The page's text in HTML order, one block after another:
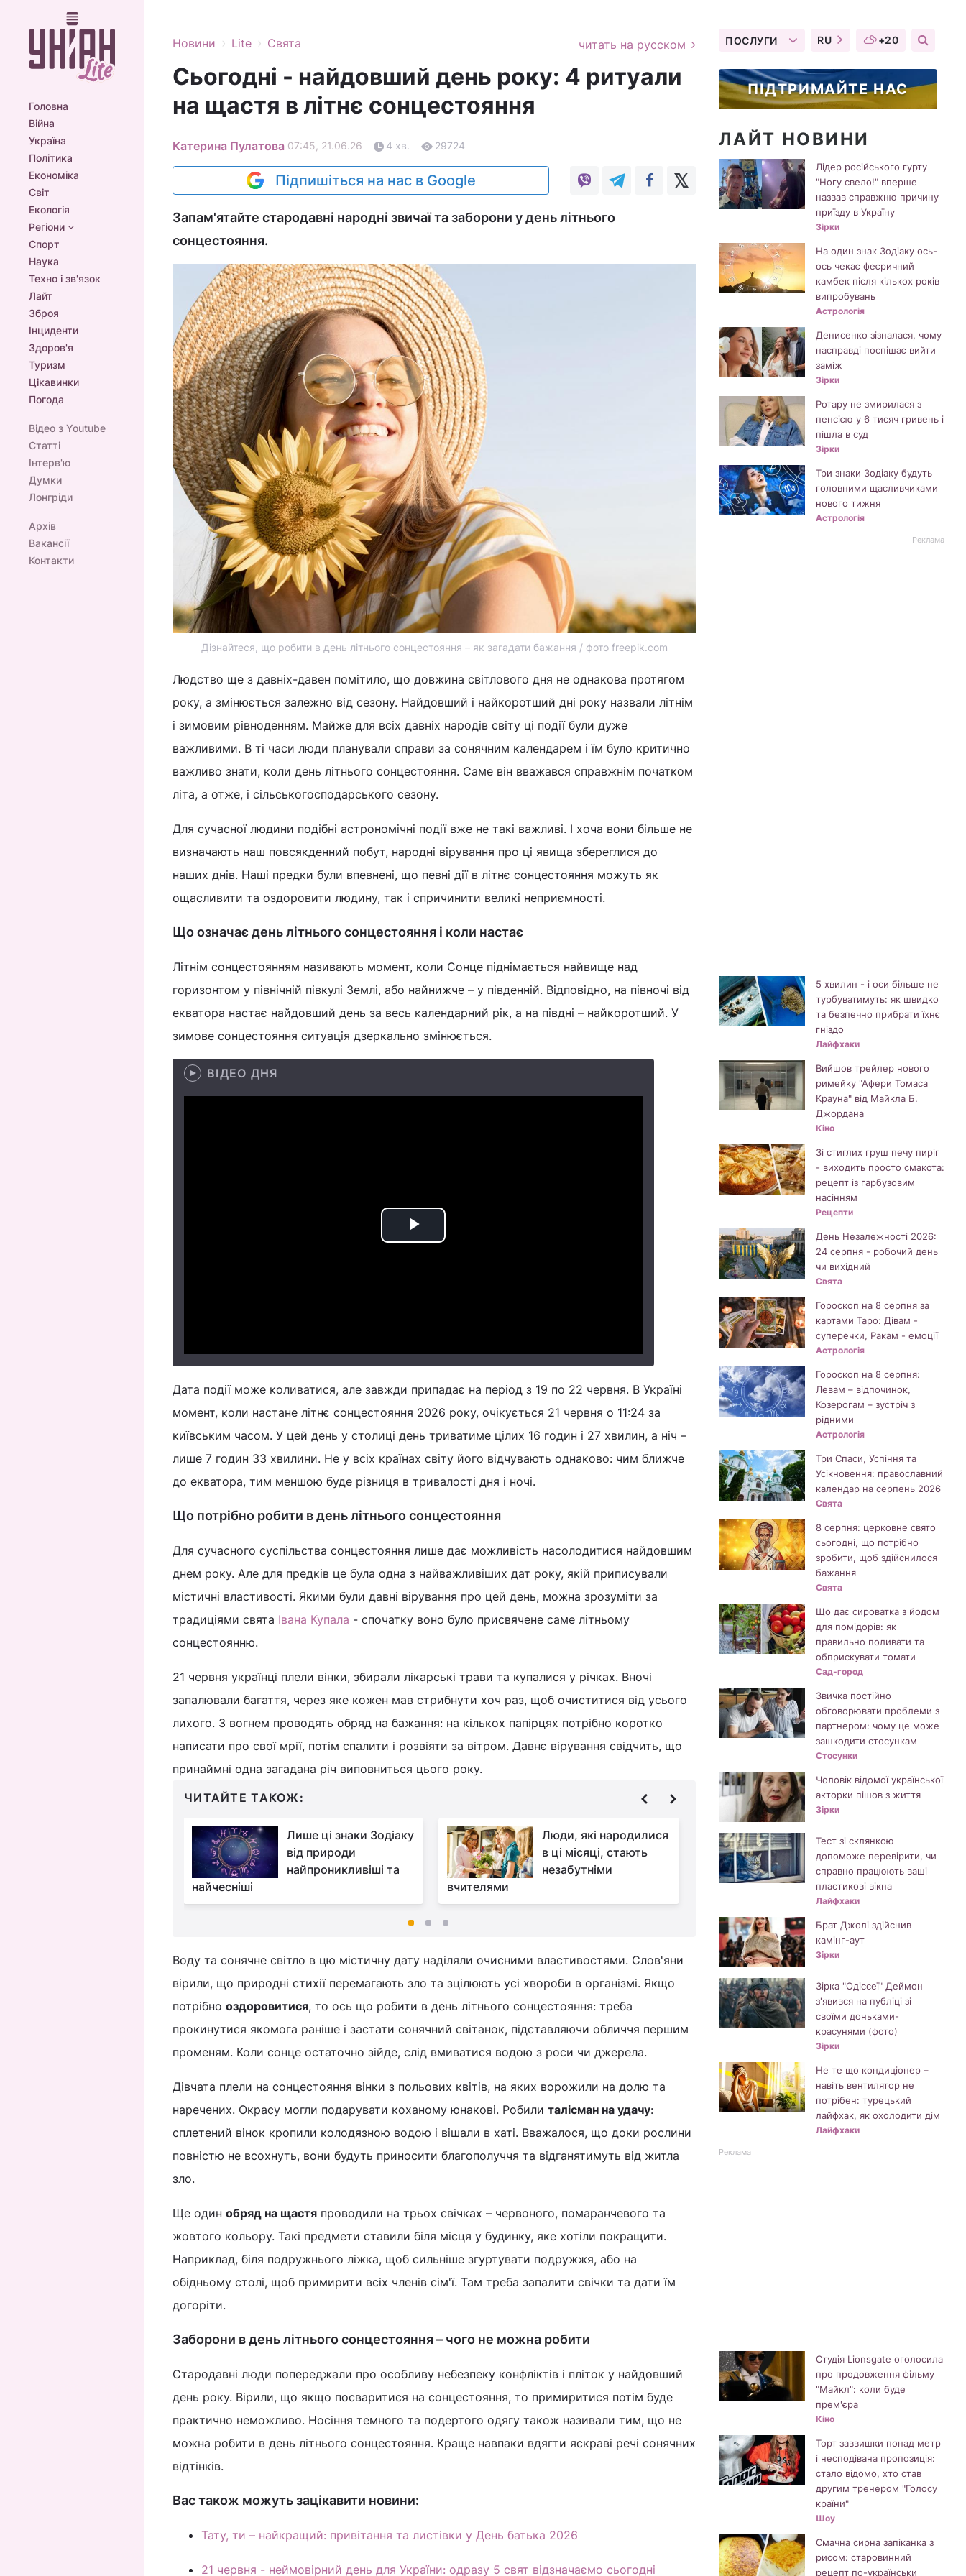
Головна
Війна
Україна
Політика
Економіка
Світ
Екологія
Регіони
Спорт
Наука
Техно і зв'язок
Лайт
Зброя
Інциденти
Здоров'я
Туризм
Цікавинки
Погода
Відео з Youtube
Статті
Інтерв'ю
Думки
Лонгріди
Архів
Вакансії
Контакти
Новини › Lite › Свята читать на русском
Сьогодні - найдовший день року: 4 ритуали
на щастя в літнє сонцестояння
Катерина Пулатова 07:45, 21.06.26 4 хв. 29724
Підпишіться на нас в Google
Запам'ятайте стародавні народні звичаї та заборони у день літнього
сонцестояння.
Дізнайтеся, що робити в день літнього сонцестояння – як загадати бажання / фото freepik.com
Людство ще з давніх-давен помітило, що довжина світлового дня не однакова протягом
року, а змінюється залежно від сезону. Найдовший і найкоротший дні року назвали літнім
і зимовим рівноденням. Майже для всіх давніх народів світу ці події були дуже
важливими. В ті часи люди планували справи за сонячним календарем і їм було критично
важливо знати, коли день літнього сонцестояння. Саме він вважався справжнім початком
літа, а отже, і сільськогосподарського сезону.
Для сучасної людини подібні астрономічні події вже не такі важливі. І хоча вони більше не
визначають наш повсякденний побут, народні вірування про ці явища збереглися до
наших днів. Наші предки були впевнені, що певні дії в літнє сонцестояння можуть як
ощасливити та оздоровити людину, так і спричинити великі неприємності.
Що означає день літнього сонцестояння і коли настає
Літнім сонцестоянням називають момент, коли Сонце піднімається найвище над
горизонтом у північній півкулі Землі, або найнижче – у південній. Відповідно, на півночі від
екватора настає найдовший день за весь календарний рік, а на півдні – найкоротший. У
зимове сонцестояння ситуація дзеркально змінюється.
ВІДЕО ДНЯ
Play
Дата події може коливатися, але завжди припадає на період з 19 по 22 червня. В Україні
момент, коли настане літнє сонцестояння 2026 року, очікується 21 червня о 11:24 за
київським часом. У цей день у столиці день триватиме цілих 16 годин і 27 хвилин, а ніч –
лише 7 годин 33 хвилини. Не у всіх країнах світу його відчувають однаково: чим ближче
до екватора, тим меншою буде різниця в тривалості дня і ночі.
Що потрібно робити в день літнього сонцестояння
Для сучасного суспільства сонцестояння лише дає можливість насолодитися найдовшим
днем ​​року. Але для предків це була одна з найважливіших дат року, якій приписували
містичні властивості. Якими були давні вірування про цей день, можна зрозуміти за
традиціями свята Івана Купала - спочатку воно було присвячене саме літньому
сонцестоянню.
21 червня українці плели вінки, збирали лікарські трави та купалися у річках. Вночі
запалювали багаття, через яке кожен мав стрибнути хоч раз, щоб очиститися від усього
лихого. З вогнем проводять обряд на бажання: на кількох папірцях потрібно коротко
написати про свої мрії, потім спалити і розвіяти за вітром. Давнє вірування свідчить, що
принаймні одна загадана річ виповниться цього року.
ЧИТАЙТЕ ТАКОЖ:
Лише ці знаки Зодіаку
від природи
найпроникливіші та
найчесніші
Люди, які народилися
в ці місяці, стають
незабутніми
вчителями
Що робити, якщо
знайшли монети на
могилі: чи можна їх
брати і куди подіти
Воду та сонячне світло в цю містичну дату наділяли очисними властивостями. Слов'яни
вірили, що природні стихії перемагають зло та зцілюють усі хвороби в організмі. Якщо
потрібно оздоровитися, то ось що робити в день літнього сонцестояння: треба
прокинутися якомога раніше і застати сонячний світанок, підставляючи обличчя першим
променям. Коли сонце остаточно зійде, слід вмиватися водою з роси чи джерела.
Дівчата плели на сонцестояння вінки з польових квітів, на яких ворожили на долю та
наречених. Окрасу могли подарувати коханому юнакові. Робили талісман на удачу:
сплетений вінок кропили колодязною водою і вішали в хаті. Вважалося, що доки рослини
повністю не всохнуть, вони будуть приносити благополуччя та відганятимуть від житла
зло.
Ще один обряд на щастя проводили на трьох свічках – червоного, помаранчевого та
жовтого кольору. Такі предмети ставили біля місця у будинку, яке хотіли покращити.
Наприклад, біля подружнього ліжка, щоб сильніше згуртувати подружжя, або на
обідньому столі, щоб примирити всіх членів сім'ї. Там треба запалити свічки та дати їм
догоріти.
Заборони в день літнього сонцестояння – чого не можна робити
Стародавні люди попереджали про особливу небезпеку конфліктів і пліток у найдовший
день року. Вірили, що якщо посваритися на сонцестояння, то примиритися потім буде
практично неможливо. Носіння темного та подертого одягу також називали тим, що не
можна робити в день літнього сонцестояння. Краще навпаки вдягти яскраві речі сонячних
відтінків.
Вас також можуть зацікавити новини:
Тату, ти – найкращий: привітання та листівки у День батька 2026
21 червня - неймовірний день для України: одразу 5 свят відзначаємо сьогодні
ПОСЛУГИ RU +20
ПІДТРИМАЙТЕ НАС
ЛАЙТ НОВИНИ
Лідер російського гурту
"Ногу свело!" вперше
назвав справжню причину
приїзду в Україну
Зірки
На один знак Зодіаку ось-
ось чекає феєричний
камбек після кількох років
випробувань
Астрологія
Денисенко зізналася, чому
насправді поспішає вийти
заміж
Зірки
Ротару не змирилася з
пенсією у 6 тисяч гривень і
пішла в суд
Зірки
Три знаки Зодіаку будуть
головними щасливчиками
нового тижня
Астрологія
Реклама
5 хвилин - і оси більше не
турбуватимуть: як швидко
та безпечно прибрати їхнє
гніздо
Лайфхаки
Вийшов трейлер нового
римейку "Афери Томаса
Крауна" від Майкла Б.
Джордана
Кіно
Зі стиглих груш печу пиріг
- виходить просто смакота:
рецепт із гарбузовим
насінням
Рецепти
День Незалежності 2026:
24 серпня - робочий день
чи вихідний
Свята
Гороскоп на 8 серпня за
картами Таро: Дівам -
суперечки, Ракам - емоції
Астрологія
Гороскоп на 8 серпня:
Левам – відпочинок,
Козерогам – зустріч з
рідними
Астрологія
Три Спаси, Успіння та
Усікновення: православний
календар на серпень 2026
Свята
8 серпня: церковне свято
сьогодні, що потрібно
зробити, щоб здійснилося
бажання
Свята
Що дає сироватка з йодом
для помідорів: як
правильно поливати та
обприскувати томати
Сад-город
Звичка постійно
обговорювати проблеми з
партнером: чому це може
зашкодити стосункам
Стосунки
Чоловік відомої української
акторки пішов з життя
Зірки
Тест зі склянкою
допоможе перевірити, чи
справно працюють ваші
пластикові вікна
Лайфхаки
Брат Джолі здійснив
камінг-аут
Зірки
Зірка "Одіссеї" Деймон
з'явився на публіці зі
своїми доньками-
красунями (фото)
Зірки
Не те що кондиціонер –
навіть вентилятор не
потрібен: турецький
лайфхак, як охолодити дім
Лайфхаки
Реклама
Студія Lionsgate оголосила
про продовження фільму
"Майкл": коли буде
прем'єра
Кіно
Торт заввишки понад метр
і несподівана пропозиція:
стало відомо, хто став
другим тренером "Голосу
країни"
Шоу
Смачна сирна запіканка з
рисом: старовинний
рецепт по-українськи